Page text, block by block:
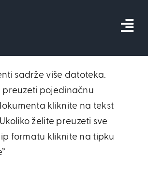
sadrže više datoteka.
preuzeti pojedinačnu
kliknite na tekst
želite preuzeti sve
formatu kliknite na tipku